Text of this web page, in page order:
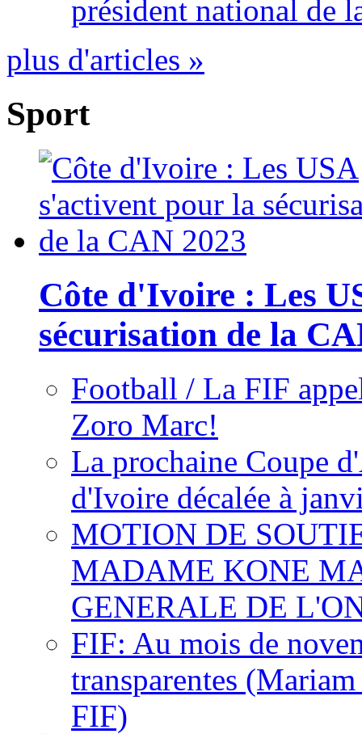
président national de
plus d'articles »
Sport
Côte d'Ivoire : Les
sécurisation de la
Football / La FIF
Zoro Marc!
La prochaine Coupe
d'Ivoire décalée à
MOTION DE
MADAME KONE
GENERALE DE
FIF: Au mois de
transparentes
FIF)